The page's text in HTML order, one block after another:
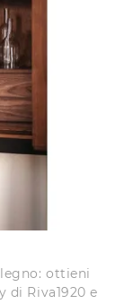
ottieni
di Riva1920 e